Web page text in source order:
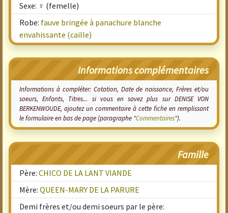
Sexe: ♀ (femelle)
Robe: fauve bringée à panachure blanche
envahissante (caille)
Informations complémentaires
Informations à compléter: Cotation, Date de naissance, Frères et/ou
soeurs, Enfants, Titres... si vous en savez plus sur DENISE VON
BERKENWOUDE, ajoutez un commentaire à cette fiche en remplissant
le formulaire en bas de page (paragraphe "Commentaires").
Famille
Père: CHICO DE LA LANT VIANDE
Mère: QUEEN-MARY DE LA PARURE
Demi frères et/ou demi soeurs par le père: